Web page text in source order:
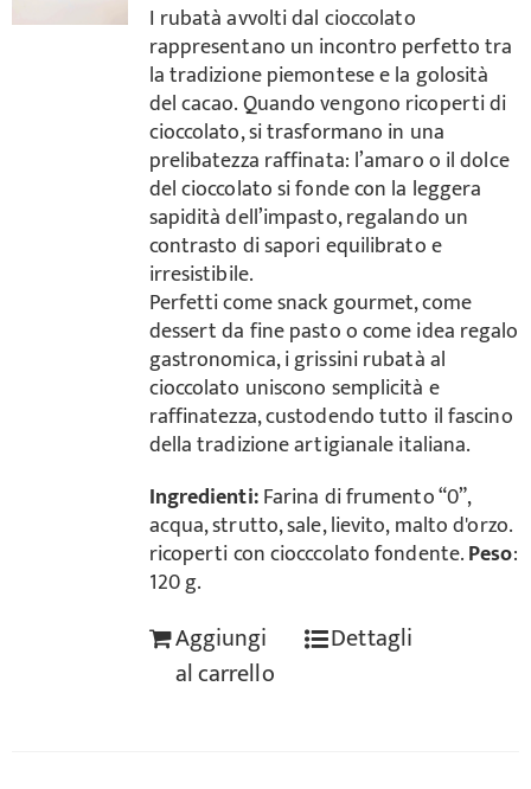
I rubatà avvolti dal cioccolato
rappresentano un incontro perfetto tra
la tradizione piemontese e la golosità
del cacao. Quando vengono ricoperti di
cioccolato, si trasformano in una
prelibatezza raffinata: l’amaro o il dolce
del cioccolato si fonde con la leggera
sapidità dell’impasto, regalando un
contrasto di sapori equilibrato e
irresistibile.
Perfetti come snack gourmet, come
dessert da fine pasto o come idea regalo
gastronomica, i grissini rubatà al
cioccolato uniscono semplicità e
raffinatezza, custodendo tutto il fascino
della tradizione artigianale italiana.
Ingredienti:Farina di frumento “0”,
acqua, strutto, sale, lievito, malto d'orzo.
ricoperti con ciocccolato fondente.Peso:
120 g.
Aggiungi
al carrello
Dettagli